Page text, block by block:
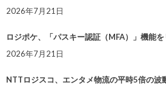
2026年7月21日
ロジポケ、「パスキー認証（MFA）」機能
2026年7月21日
NTTロジスコ、エンタメ物流の平時5倍の